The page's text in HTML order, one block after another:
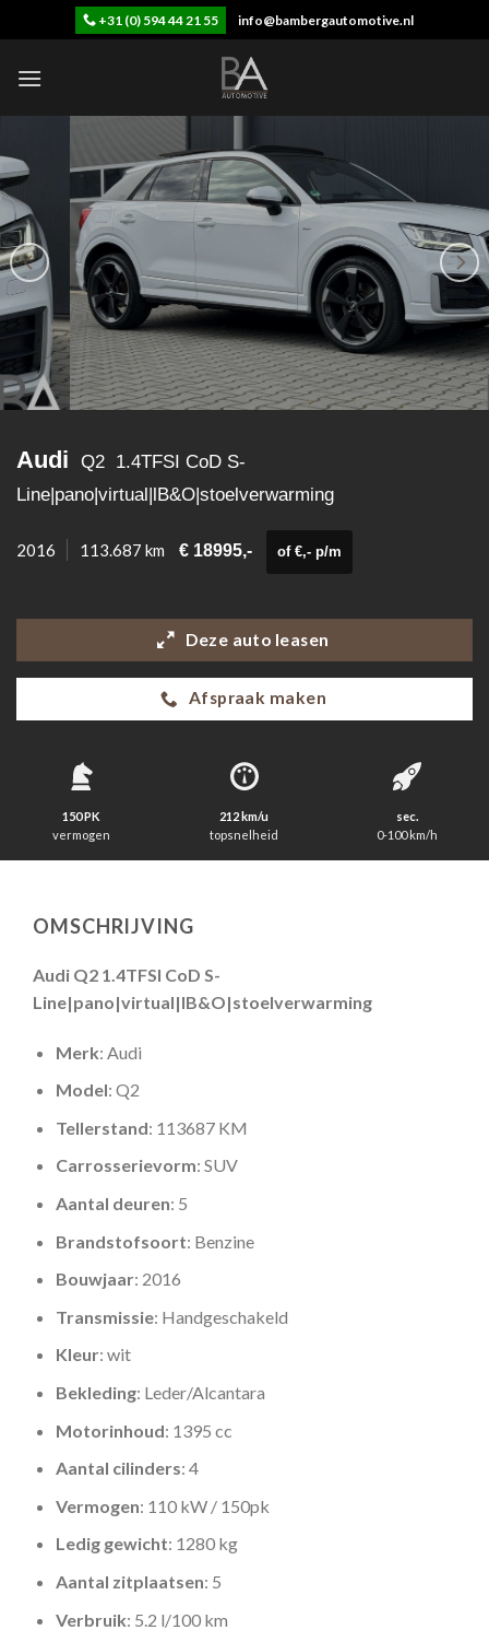
to
content
+31 (0) 594 44 21 55 info@bambergautomotive.nl
Audi
Q2 1.4TFSI CoD S-
Line|pano|virtual|lB&O|stoelverwarming
2016 113.687 km € 18995,- of €,- p/m
Deze auto leasen
Afspraak maken
150 PK
vermogen
212 km/u
topsnelheid
sec.
0-100 km/h
OMSCHRIJVING
Audi Q2 1.4TFSI CoD S-
Line|pano|virtual|lB&O|stoelverwarming
Merk: Audi
Model: Q2
Tellerstand: 113687 KM
Carrosserievorm: SUV
Aantal deuren: 5
Brandstofsoort: Benzine
Bouwjaar: 2016
Transmissie: Handgeschakeld
Kleur: wit
Bekleding: Leder/Alcantara
Motorinhoud: 1395 cc
Aantal cilinders: 4
Vermogen: 110 kW / 150pk
Ledig gewicht: 1280 kg
Aantal zitplaatsen: 5
Verbruik: 5.2 l/100 km